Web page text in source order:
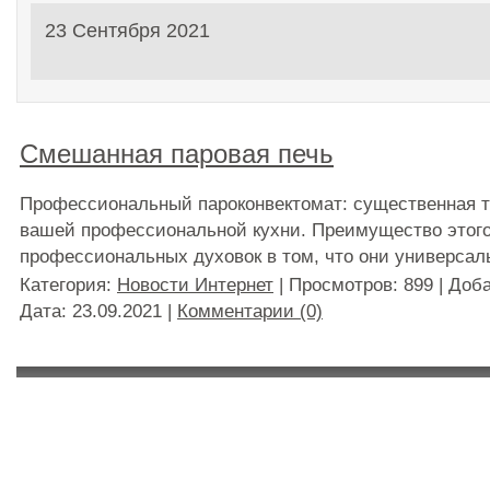
23 Сентября 2021
Смешанная паровая печь
Профессиональный пароконвектомат: существенная
вашей профессиональной кухни. Преимущество
профессиональных духовок в том, что они
Категория: Новости Интернет | Просмотров: 899 |
Дата: 23.09.2021 | Комментарии (0)